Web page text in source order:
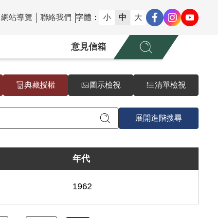
網站導覽 聯絡我們 字體： 小 中 大
意見信箱
典藏授權 圖示檢視 清單檢視
展開進階搜尋
年代
1962